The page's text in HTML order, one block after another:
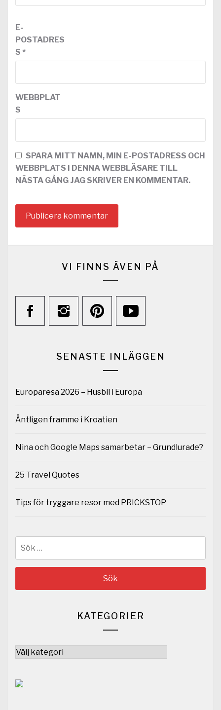
E-
POSTADRES
S *
WEBBPLAT
S
SPARA MITT NAMN, MIN E-POSTADRESS OCH
WEBBPLATS I DENNA WEBBLÄSARE TILL
NÄSTA GÅNG JAG SKRIVER EN KOMMENTAR.
VI FINNS ÄVEN PÅ
SENASTE INLÄGGEN
Europaresa 2026 – Husbil i Europa
Äntligen framme i Kroatien
Nina och Google Maps samarbetar – Grundlurade?
25 Travel Quotes
Tips för tryggare resor med PRICKSTOP
KATEGORIER
Kategorier